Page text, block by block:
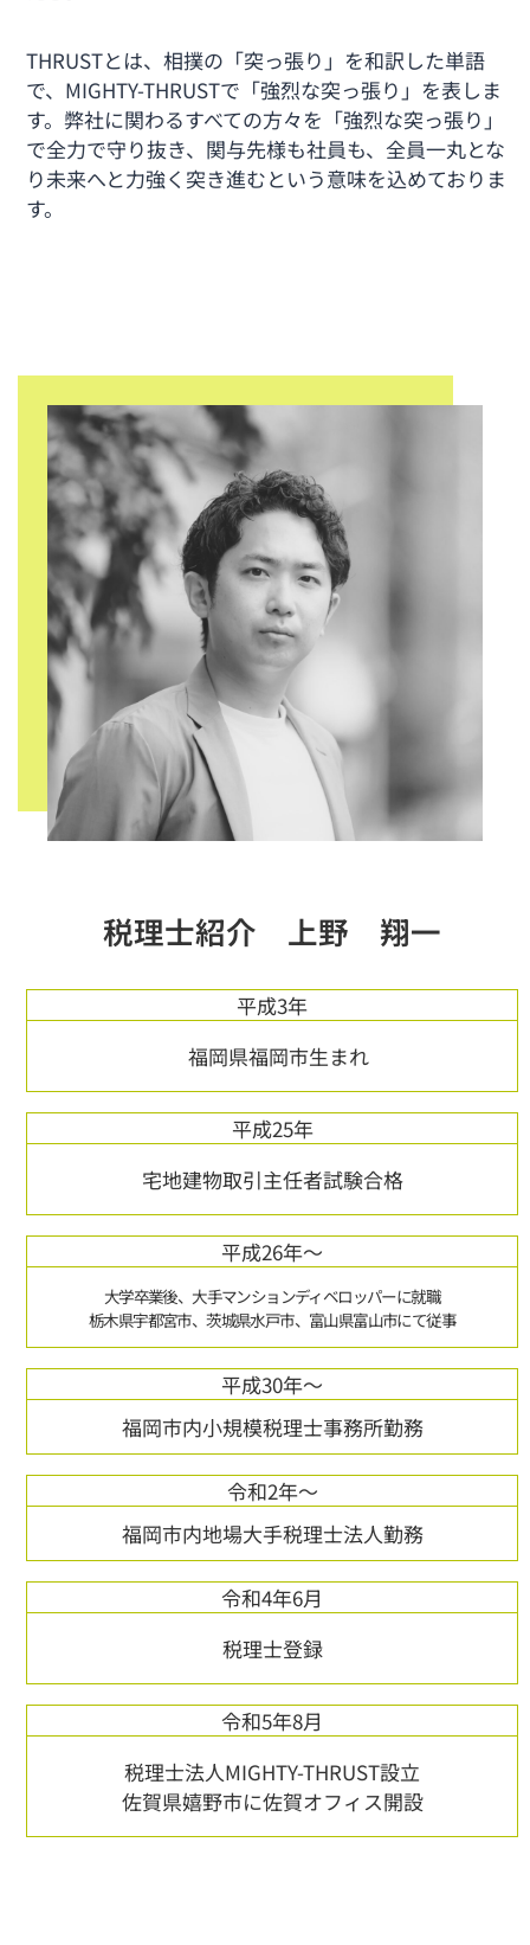
THRUSTとは、相撲の「突っ張り」を和訳した単語
で、MIGHTY-THRUSTで「強烈な突っ張り」を表しま
す。弊社に関わるすべての方々を「強烈な突っ張り」
で全力で守り抜き、関与先様も社員も、全員一丸とな
り未来へと力強く突き進むという意味を込めておりま
す。
税理士紹介 上野 翔一
平成3年
福岡県福岡市生まれ
平成25年
宅地建物取引主任者試験合格
平成26年～
大学卒業後、大手マンションディベロッパーに就職
栃木県宇都宮市、茨城県水戸市、富山県富山市にて従事
平成30年～
福岡市内小規模税理士事務所勤務
令和2年～
福岡市内地場大手税理士法人勤務
令和4年6月
税理士登録
令和5年8月
税理士法人MIGHTY-THRUST設立
佐賀県嬉野市に佐賀オフィス開設